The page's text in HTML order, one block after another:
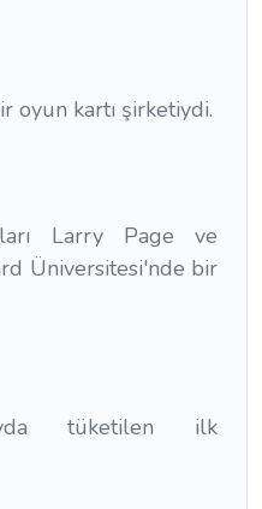
oyun kartı şirketiydi.
Larry Page ve
Üniversitesi'nde bir
tüketilen ilk